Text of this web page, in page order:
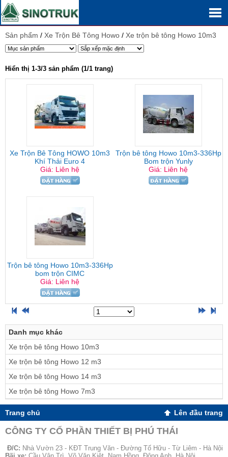
Sản phẩm / Xe Trộn Bê Tông Howo / Xe trộn bê tông Howo 10m3
Hiển thị 1-3/3 sản phẩm (1/1 trang)
Xe Trộn Bê Tông HOWO 10m3
Khí Thải Euro 4
Giá: Liên hệ
Trộn bê tông Howo 10m3-336Hp
Bom trộn Yunly
Giá: Liên hệ
Trộn bê tông Howo 10m3-336Hp
bom trộn CIMC
Giá: Liên hệ
Danh mục khác
Xe trộn bê tông Howo 10m3
Xe trộn bê tông Howo 12 m3
Xe trộn bê tông Howo 14 m3
Xe trộn bê tông Howo 7m3
Trang chủ Lên đầu trang
CÔNG TY CỔ PHẦN THIẾT BỊ PHÚ THÁI
Đ/C: Nhà Vườn 23 - KĐT Trung Văn - Đường Tố Hữu - Từ Liêm - Hà Nội